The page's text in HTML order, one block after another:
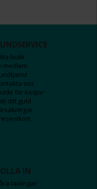
butik
medlem
oss
för kedjor
ditt guld
IN
tävlingar